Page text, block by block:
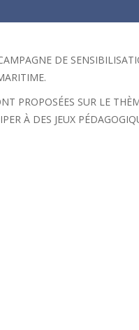
DE
PROPOSÉES SUR LE
À DES JEUX